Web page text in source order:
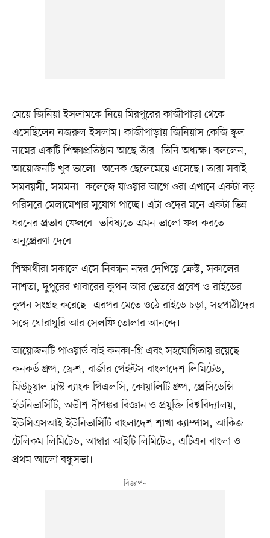
মেয়ে জিনিয়া ইসলামকে নিয়ে মিরপুরের কাজীপাড়া থেকে
এসেছিলেন নজরুল ইসলাম। কাজীপাড়ায় জিনিয়াস কেজি স্কুল
নামের একটি শিক্ষাপ্রতিষ্ঠান আছে তাঁর। তিনি অধ্যক্ষ। বললেন,
আয়োজনটি খুব ভালো। অনেক ছেলেমেয়ে এসেছে। তারা সবাই
সমবয়সী, সমমনা। কলেজে যাওয়ার আগে ওরা এখানে একটা বড়
পরিসরে মেলামেশার সুযোগ পাচ্ছে। এটা ওদের মনে একটা ভিন্ন
ধরনের প্রভাব ফেলবে। ভবিষ্যতে এমন ভালো ফল করতে
অনুপ্রেরণা দেবে।
শিক্ষার্থীরা সকালে এসে নিবন্ধন নম্বর দেখিয়ে ক্রেস্ট, সকালের
নাশতা, দুপুরের খাবারের কুপন আর ভেতরে প্রবেশ ও রাইডের
কুপন সংগ্রহ করেছে। এরপর মেতে ওঠে রাইডে চড়া, সহপাঠীদের
সঙ্গে ঘোরাঘুরি আর সেলফি তোলার আনন্দে।
আয়োজনটি পাওয়ার্ড বাই কনকা-গ্রি এবং সহযোগিতায় রয়েছে
কনকর্ড গ্রুপ, ফ্রেশ, বার্জার পেইন্টস বাংলাদেশ লিমিটেড,
মিউচুয়াল ট্রাস্ট ব্যাংক পিএলসি, কোয়ালিটি গ্রুপ, প্রেসিডেন্সি
ইউনিভার্সিটি, অতীশ দীপঙ্কর বিজ্ঞান ও প্রযুক্তি বিশ্ববিদ্যালয়,
ইউসিএসআই ইউনিভার্সিটি বাংলাদেশ শাখা ক্যাম্পাস, আকিজ
টেলিকম লিমিটেড, আম্বার আইটি লিমিটেড, এটিএন বাংলা ও
প্রথম আলো বন্ধুসভা।